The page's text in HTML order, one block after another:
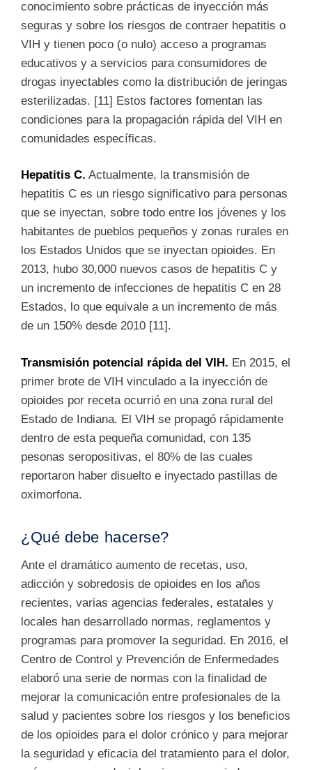
conocimiento sobre prácticas de inyección más
seguras y sobre los riesgos de contraer hepatitis o
VIH y tienen poco (o nulo) acceso a programas
educativos y a servicios para consumidores de
drogas inyectables como la distribución de jeringas
esterilizadas. [11] Estos factores fomentan las
condiciones para la propagación rápida del VIH en
comunidades específicas.
Hepatitis C. Actualmente, la transmisión de
hepatitis C es un riesgo significativo para personas
que se inyectan, sobre todo entre los jóvenes y los
habitantes de pueblos pequeños y zonas rurales en
los Estados Unidos que se inyectan opioides. En
2013, hubo 30,000 nuevos casos de hepatitis C y
un incremento de infecciones de hepatitis C en 28
Estados, lo que equivale a un incremento de más
de un 150% desde 2010 [11].
Transmisión potencial rápida del VIH. En 2015, el
primer brote de VIH vinculado a la inyección de
opioides por receta ocurrió en una zona rural del
Estado de Indiana. El VIH se propagó rápidamente
dentro de esta pequeña comunidad, con 135
pesonas seropositivas, el 80% de las cuales
reportaron haber disuelto e inyectado pastillas de
oximorfona.
¿Qué debe hacerse?
Ante el dramático aumento de recetas, uso,
adicción y sobredosis de opioides en los años
recientes, varias agencias federales, estatales y
locales han desarrollado normas, reglamentos y
programas para promover la seguridad. En 2016, el
Centro de Control y Prevención de Enfermedades
elaboró una serie de normas con la finalidad de
mejorar la comunicación entre profesionales de la
salud y pacientes sobre los riesgos y los beneficios
de los opioides para el dolor crónico y para mejorar
la seguridad y eficacia del tratamiento para el dolor,